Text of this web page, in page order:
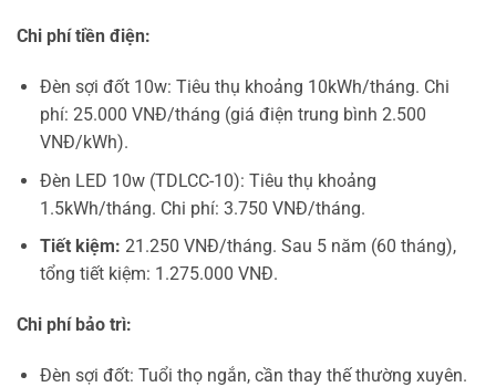
Chi phí tiền điện:
Đèn sợi đốt 10w: Tiêu thụ khoảng 10kWh/tháng. Chi
phí: 25.000 VNĐ/tháng (giá điện trung bình 2.500
VNĐ/kWh).
Đèn LED 10w (TDLCC-10): Tiêu thụ khoảng
1.5kWh/tháng. Chi phí: 3.750 VNĐ/tháng.
Tiết kiệm: 21.250 VNĐ/tháng. Sau 5 năm (60 tháng),
tổng tiết kiệm: 1.275.000 VNĐ.
Chi phí bảo trì:
Đèn sợi đốt: Tuổi thọ ngắn, cần thay thế thường xuyên.